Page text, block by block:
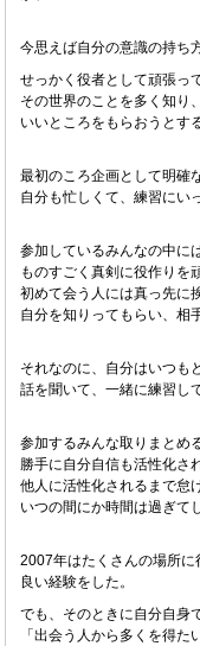
今思えば自分の意識の持ち
せっかく役者として頑張っ
その世界のことを多く知り、
いいところをもらおうとす
最初のころ企画として明確
自分も忙しくて、練習にい
参加しているみんなの中には
ものすごく真剣に役作りを
初めて会う人には真っ先に
自分を知りってもらい、相
それなのに、自分はいつも
話を聞いて、一緒に練習し
参加するみんな取りまとめ
勝手に自分自信も活性化さ
他人に活性化されるまで怠
いつの間にか時間は過ぎて
2007年はたくさんの場所に
良い経験をした。
でも、そのときに自分自身
「出会う人から多くを得た